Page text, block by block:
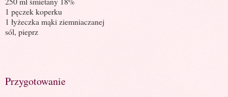
1 pęczek koperku
1 łyżeczka mąki ziemniaczanej
sól, pieprz
Przygotowanie